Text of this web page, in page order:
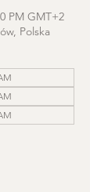
PM GMT+2
Polska